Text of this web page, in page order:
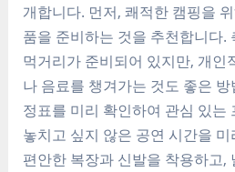
개합니다. 먼저, 쾌적한 캠핑을
품을 준비하는 것을 추천합니다.
먹거리가 준비되어 있지만, 개인
나 음료를 챙겨가는 것도 좋은
정표를 미리 확인하여 관심 있는
놓치고 싶지 않은 공연 시간을
편안한 복장과 신발을 착용하고,